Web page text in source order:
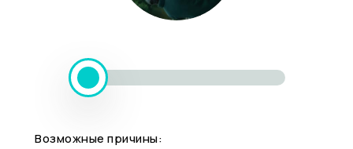
Возможные причины: